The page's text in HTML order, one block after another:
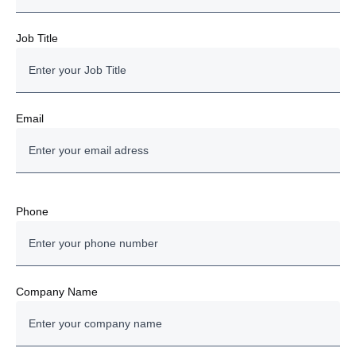
Job Title
Email
Phone
Company Name